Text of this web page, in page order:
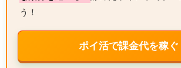
う！
ポイ活で課金代を稼ぐ